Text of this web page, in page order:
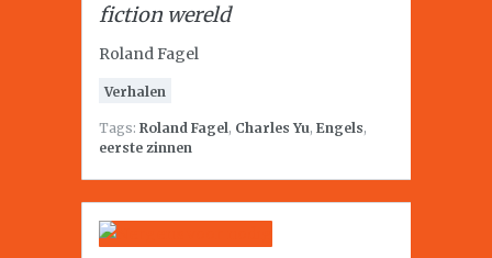
fiction wereld
Roland Fagel
Verhalen
Tags: Roland Fagel , Charles Yu, Engels,
eerste zinnen